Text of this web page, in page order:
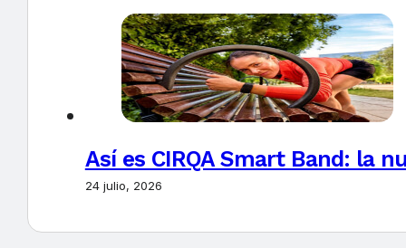
Así es CIRQA Smart Band: la
24 julio, 2026